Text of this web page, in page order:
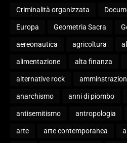
Criminalità organizzata
Europa Geometria Sacra
aereonautica agricoltura
alimentazione alta finanza
alternative rock
anarchismo anni di piombo
antisemitismo antropologia
arte arte contemporanea